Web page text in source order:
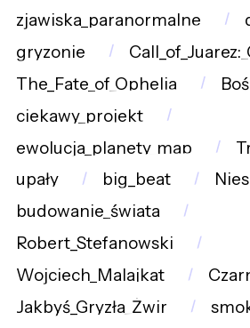
zjawiska_paranormalne
gryzonie
The_Fate_of_Ophelia
ciekawy_projekt
ewolucja_planety_map
upały
big_beat
budowanie_świata
Robert_Stefanowski
Wojciech_Malajkat
Jakbyś_Gryzła_Żwir